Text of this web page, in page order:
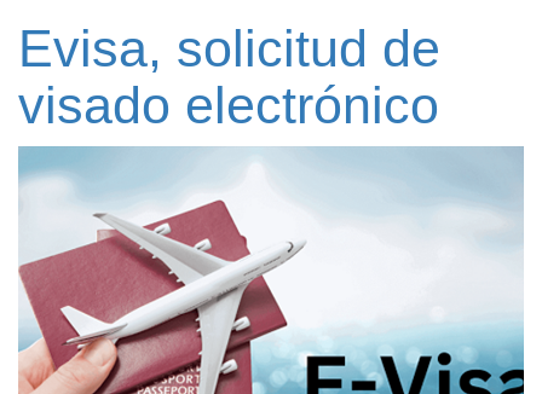
Evisa, solicitud de
visado electrónico